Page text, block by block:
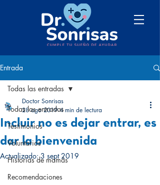
Entrada
Todas las entradas
Testimonios
Voluntarios
Historias de mamás
Recomendaciones
Todas las entradas
Incluir no es dejar entrar, es
dar la bienvenida
Doctor Sonrisas
28 ago 2019 4 min de lectura
Actualizado:3 sept 2019